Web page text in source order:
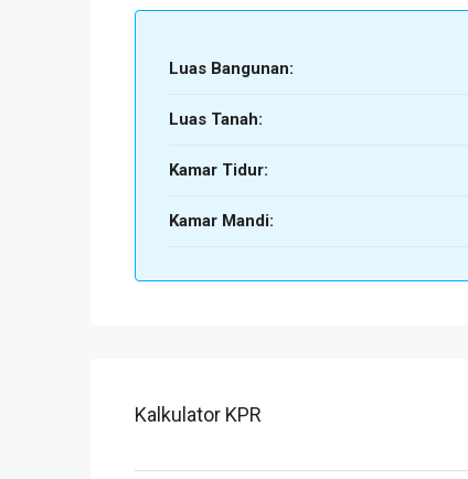
Luas Bangunan:
Luas Tanah:
Kamar Tidur:
Kamar Mandi:
Kalkulator KPR